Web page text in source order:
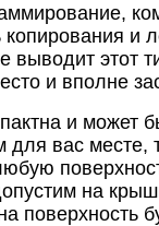
и
выводит этот
и вполне
и может
вас месте,
на
поверхность